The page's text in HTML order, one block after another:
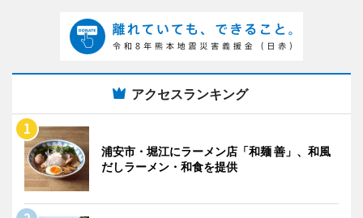
アクセスランキング
浦安市・堀江にラーメン店「和麺 善」、和風
だしラーメン・和食を提供